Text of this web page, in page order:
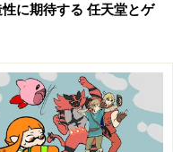
ム＋ボードゲー
を止めて、出た数だけ
ヤーキャラクターだ
に期待する 任天堂とゲ